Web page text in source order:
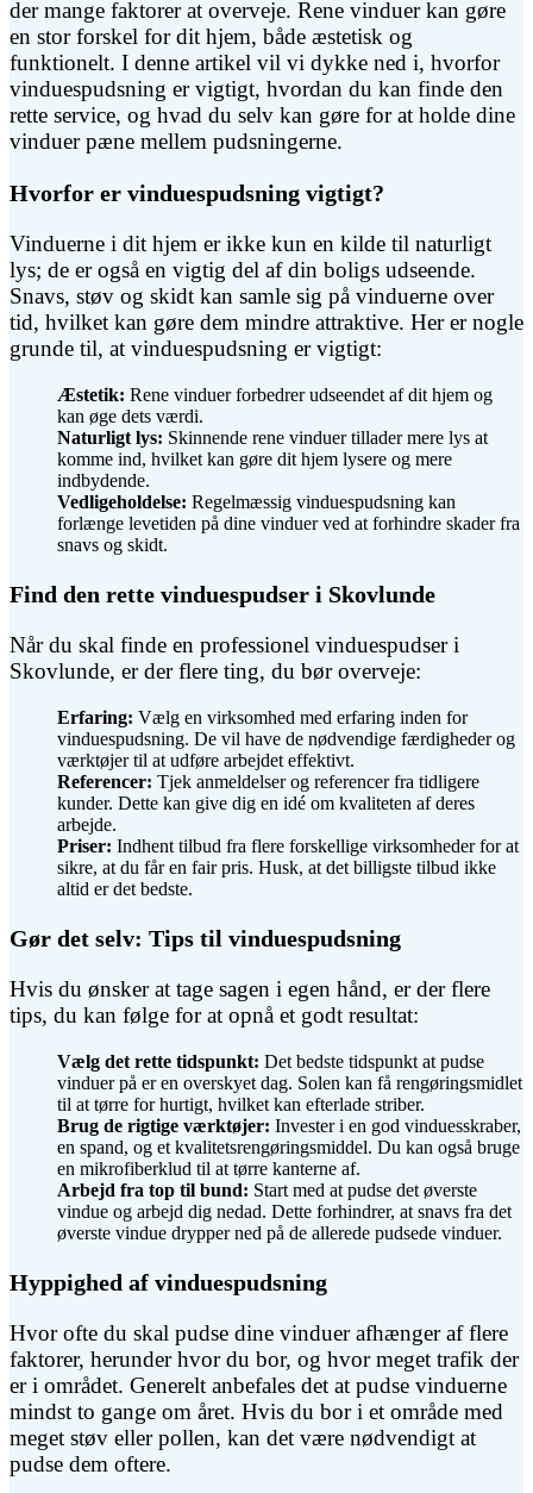
der mange faktorer at overveje. Rene vinduer kan gøre
en stor forskel for dit hjem, både æstetisk og
funktionelt. I denne artikel vil vi dykke ned i, hvorfor
vinduespudsning er vigtigt, hvordan du kan finde den
rette service, og hvad du selv kan gøre for at holde dine
vinduer pæne mellem pudsningerne.
Hvorfor er vinduespudsning vigtigt?
Vinduerne i dit hjem er ikke kun en kilde til naturligt
lys; de er også en vigtig del af din boligs udseende.
Snavs, støv og skidt kan samle sig på vinduerne over
tid, hvilket kan gøre dem mindre attraktive. Her er nogle
grunde til, at vinduespudsning er vigtigt:
Æstetik: Rene vinduer forbedrer udseendet af dit hjem og
kan øge dets værdi.
Naturligt lys: Skinnende rene vinduer tillader mere lys at
komme ind, hvilket kan gøre dit hjem lysere og mere
indbydende.
Vedligeholdelse: Regelmæssig vinduespudsning kan
forlænge levetiden på dine vinduer ved at forhindre skader fra
snavs og skidt.
Find den rette vinduespudser i Skovlunde
Når du skal finde en professionel vinduespudser i
Skovlunde, er der flere ting, du bør overveje:
Erfaring: Vælg en virksomhed med erfaring inden for
vinduespudsning. De vil have de nødvendige færdigheder og
værktøjer til at udføre arbejdet effektivt.
Referencer: Tjek anmeldelser og referencer fra tidligere
kunder. Dette kan give dig en idé om kvaliteten af deres
arbejde.
Priser: Indhent tilbud fra flere forskellige virksomheder for at
sikre, at du får en fair pris. Husk, at det billigste tilbud ikke
altid er det bedste.
Gør det selv: Tips til vinduespudsning
Hvis du ønsker at tage sagen i egen hånd, er der flere
tips, du kan følge for at opnå et godt resultat:
Vælg det rette tidspunkt: Det bedste tidspunkt at pudse
vinduer på er en overskyet dag. Solen kan få rengøringsmidlet
til at tørre for hurtigt, hvilket kan efterlade striber.
Brug de rigtige værktøjer: Invester i en god vinduesskraber,
en spand, og et kvalitetsrengøringsmiddel. Du kan også bruge
en mikrofiberklud til at tørre kanterne af.
Arbejd fra top til bund: Start med at pudse det øverste
vindue og arbejd dig nedad. Dette forhindrer, at snavs fra det
øverste vindue drypper ned på de allerede pudsede vinduer.
Hyppighed af vinduespudsning
Hvor ofte du skal pudse dine vinduer afhænger af flere
faktorer, herunder hvor du bor, og hvor meget trafik der
er i området. Generelt anbefales det at pudse vinduerne
mindst to gange om året. Hvis du bor i et område med
meget støv eller pollen, kan det være nødvendigt at
pudse dem oftere.